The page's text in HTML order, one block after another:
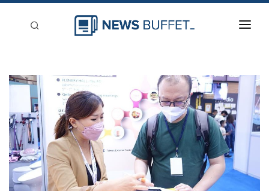
新聞稿分類
登入
刊登